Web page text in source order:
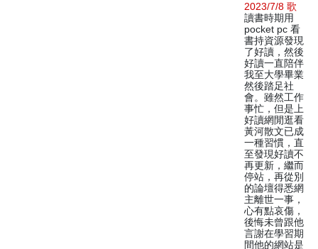
2023/7/8 歌
讀書時期用
pocket pc 看
書持資源發現
了好讀，然後
好讀一直陪伴
我至大學畢業
然後踏足社
會。雖然工作
事忙，但是上
好讀網閒逛看
黃河散文已成
一種習慣，直
至發現好讀不
再更新，繼而
停站，再從別
的論壇得悉網
主離世一事，
心有點哀傷，
後悔未曾跟他
言謝在學習期
間他的網站是